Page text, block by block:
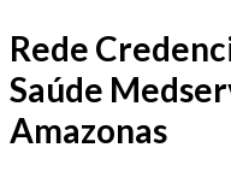
Rede
Saúde
Amazonas